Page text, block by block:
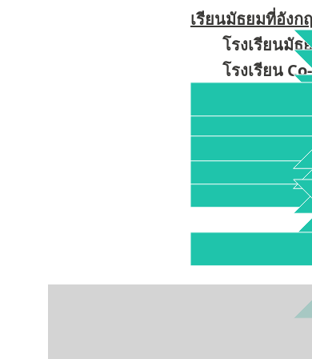
เรียนมัธยมที่อังก
โรงเรียนมัธ
โรงเรียน
เรียน A-
โรงเรียนมั
โรงเรียนค